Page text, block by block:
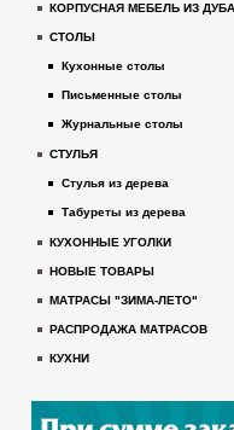
КОРПУСНАЯ МЕБЕЛЬ ИЗ ДУБА
СТОЛЫ
Кухонные столы
Письменные столы
Журнальные столы
СТУЛЬЯ
Стулья из дерева
Табуреты из дерева
КУХОННЫЕ УГОЛКИ
НОВЫЕ ТОВАРЫ
МАТРАСЫ "ЗИМА-ЛЕТО"
РАСПРОДАЖА МАТРАСОВ
КУХНИ